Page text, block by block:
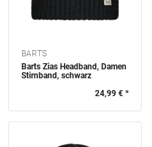
BARTS
Barts Zias Headband, Damen
Stirnband, schwarz
24,99 € *